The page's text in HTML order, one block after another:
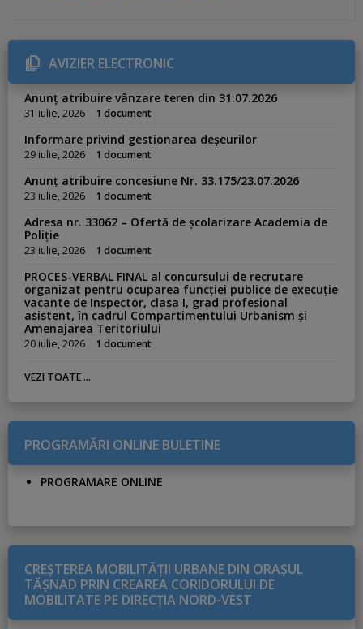
r
i
e
s
AVIZIER ELECTRONIC
Anunț atribuire vânzare teren din 31.07.2026
31 iulie, 2026 1 document
Informare privind gestionarea deșeurilor
29 iulie, 2026 1 document
Anunț atribuire concesiune Nr. 33.175/23.07.2026
23 iulie, 2026 1 document
Adresa nr. 33062 – Ofertă de școlarizare Academia de
Poliție
23 iulie, 2026 1 document
PROCES-VERBAL FINAL al concursului de recrutare
organizat pentru ocuparea funcției publice de execuție
vacante de Inspector, clasa I, grad profesional
asistent, în cadrul Compartimentului Urbanism și
Amenajarea Teritoriului
20 iulie, 2026 1 document
VEZI TOATE ...
PROGRAMĂRI ONLINE BULETINE
PROGRAMARE ONLINE
CREŞTEREA MOBILITĂŢII URBANE DIN ORAŞUL
TĂŞNAD PRIN CREAREA CORIDORULUI DE
MOBILITATE PE DIRECŢIA NORD-VEST